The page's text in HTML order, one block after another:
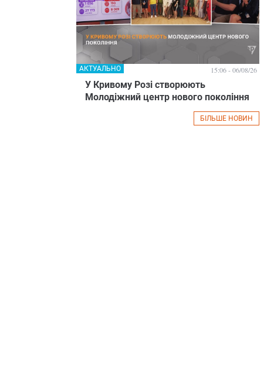
У Кривому Розі створюють
Молодіжний центр нового покоління
АКТУАЛЬНО 15:06 - 06/08/26
БІЛЬШЕ НОВИН